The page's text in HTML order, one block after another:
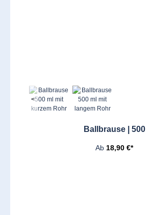
<
Ballbrause | 500
Ab 18,90 €*